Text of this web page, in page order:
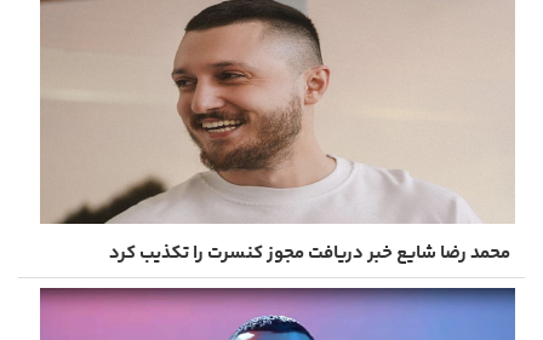
محمد رضا شایع خبر دریافت مجوز کنسرت را تکذیب کرد